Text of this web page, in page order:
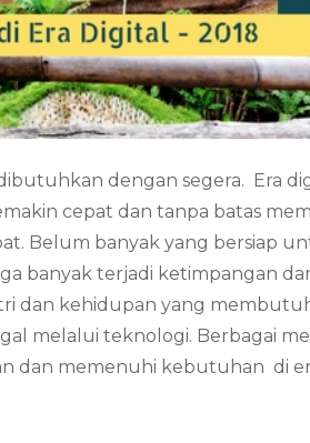
dengan segera. Era
cepat dan tanpa batas
Belum banyak yang bersiap
banyak terjadi ketimpangan
dan kehidupan yang
melalui teknologi. Berbagai
dan memenuhi kebutuhan di